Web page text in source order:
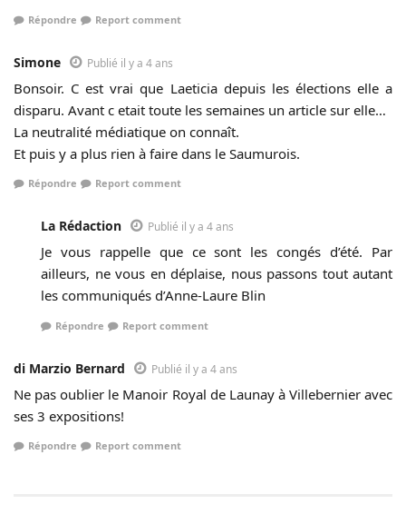
Répondre Report comment
Simone Publié il y a 4 ans
Bonsoir. C est vrai que Laeticia depuis les élections elle a
disparu. Avant c etait toute les semaines un article sur elle…
La neutralité médiatique on connaît.
Et puis y a plus rien à faire dans le Saumurois.
Répondre Report comment
La Rédaction Publié il y a 4 ans
Je vous rappelle que ce sont les congés d’été. Par
ailleurs, ne vous en déplaise, nous passons tout autant
les communiqués d’Anne-Laure Blin
Répondre Report comment
di Marzio Bernard Publié il y a 4 ans
Ne pas oublier le Manoir Royal de Launay à Villebernier avec
ses 3 expositions!
Répondre Report comment